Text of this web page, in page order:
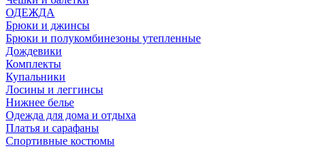
ОДЕЖДА
Брюки и джинсы
Брюки и полукомбинезоны утепленные
Дождевики
Комплекты
Купальники
Лосины и леггинсы
Нижнее белье
Одежда для дома и отдыха
Платья и сарафаны
Спортивные костюмы